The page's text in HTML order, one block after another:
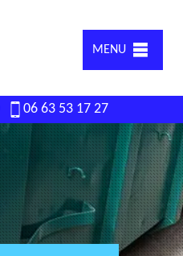
MENU
06 63 53 17 27